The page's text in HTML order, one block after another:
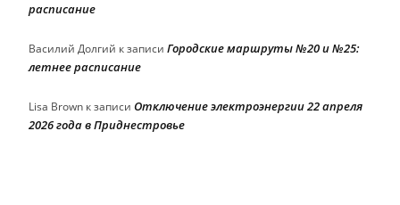
расписание
Василий Долгий к записи Городские маршруты №20 и №25:
летнее расписание
Lisa Brown к записи Отключение электроэнергии 22 апреля
2026 года в Приднестровье